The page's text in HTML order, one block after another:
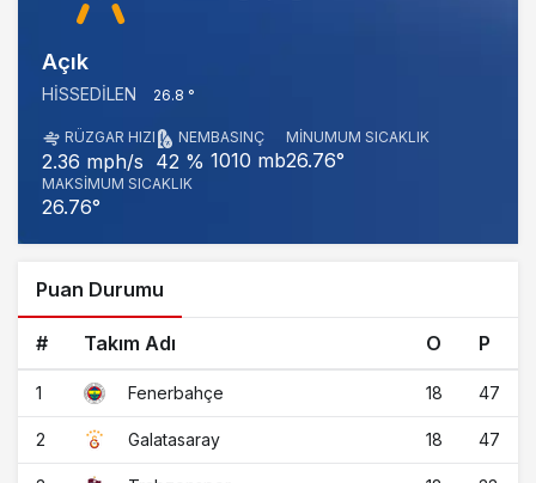
Açık
HISSEDILEN 26.8 °
RÜZGAR HIZI
2.36 mph/s
NEM
42 %
BASINÇ
1010 mb
MINUMUM SICAKLIK
26.76°
MAKSIMUM SICAKLIK
26.76°
Puan Durumu
# Takım Adı O P
1 Fenerbahçe 18 47
2 Galatasaray 18 47